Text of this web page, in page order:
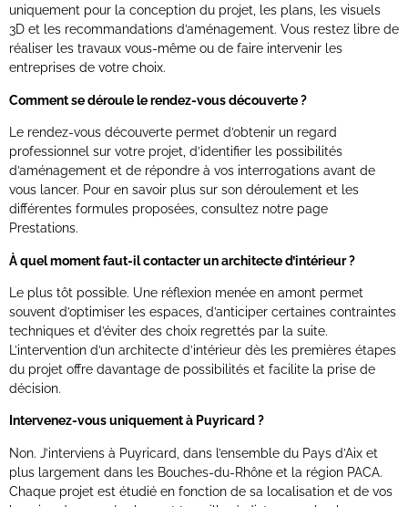
uniquement pour la conception du projet, les plans, les visuels
3D et les recommandations d’aménagement. Vous restez libre de
réaliser les travaux vous-même ou de faire intervenir les
entreprises de votre choix.
Comment se déroule le rendez-vous découverte ?
Le rendez-vous découverte permet d’obtenir un regard
professionnel sur votre projet, d’identifier les possibilités
d’aménagement et de répondre à vos interrogations avant de
vous lancer. Pour en savoir plus sur son déroulement et les
différentes formules proposées, consultez notre page
Prestations.
À quel moment faut-il contacter un architecte d’intérieur ?
Le plus tôt possible. Une réflexion menée en amont permet
souvent d’optimiser les espaces, d’anticiper certaines contraintes
techniques et d’éviter des choix regrettés par la suite.
L’intervention d’un architecte d’intérieur dès les premières étapes
du projet offre davantage de possibilités et facilite la prise de
décision.
Intervenez-vous uniquement à Puyricard ?
Non. J’interviens à Puyricard, dans l’ensemble du Pays d’Aix et
plus largement dans les Bouches-du-Rhône et la région PACA.
Chaque projet est étudié en fonction de sa localisation et de vos